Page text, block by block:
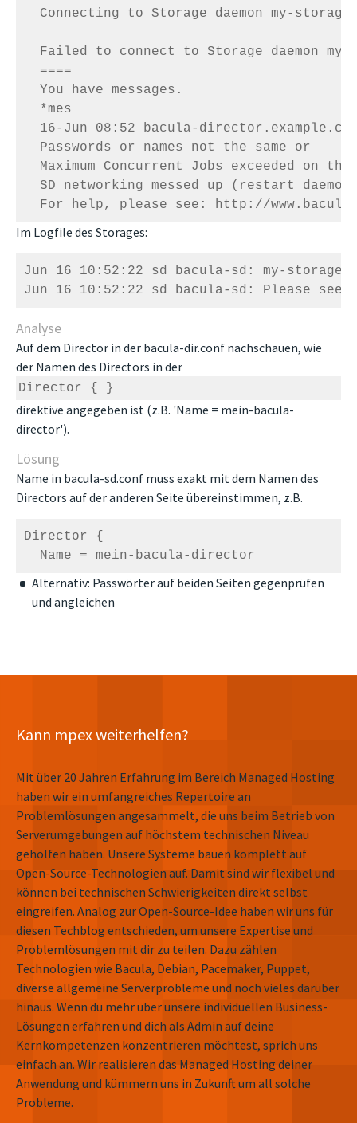
Connecting to Storage daemon my-
Failed to connect to Storage daemon my-
  ====
  You have messages.
  *mes
16-Jun 08:52 bacula-
  Passwords or names not the same or
Maximum Concurrent Jobs exceeded on the
SD networking messed up (restart
For help, please see: http://
Im Logfile des Storages:
Jun 16 10:52:22 sd bacula-sd: my-
Jun 16 10:52:22 sd bacula-sd: Please see
Analyse
Auf dem Director in der bacula-dir.conf nachschauen, wie
der Namen des Directors in der
Director { }
direktive angegeben ist (z.B. 'Name = mein-bacula-
director').
Lösung
Name in bacula-sd.conf muss exakt mit dem Namen des
Directors auf der anderen Seite übereinstimmen, z.B.
Director {
  Name = mein-bacula-director
Alternativ: Passwörter auf beiden Seiten gegenprüfen
und angleichen
Kann mpex weiterhelfen?
Mit über 20 Jahren Erfahrung im Bereich Managed Hosting
haben wir ein umfangreiches Repertoire an
Problemlösungen angesammelt, die uns beim Betrieb von
Serverumgebungen auf höchstem technischen Niveau
geholfen haben. Unsere Systeme bauen komplett auf
Open-Source-Technologien auf. Damit sind wir flexibel und
können bei technischen Schwierigkeiten direkt selbst
eingreifen. Analog zur Open-Source-Idee haben wir uns für
diesen Techblog entschieden, um unsere Expertise und
Problemlösungen mit dir zu teilen. Dazu zählen
Technologien wie Bacula, Debian, Pacemaker, Puppet,
diverse allgemeine Serverprobleme und noch vieles darüber
hinaus. Wenn du mehr über unsere individuellen Business-
Lösungen erfahren und dich als Admin auf deine
Kernkompetenzen konzentrieren möchtest, sprich uns
einfach an. Wir realisieren das Managed Hosting deiner
Anwendung und kümmern uns in Zukunft um all solche
Probleme.